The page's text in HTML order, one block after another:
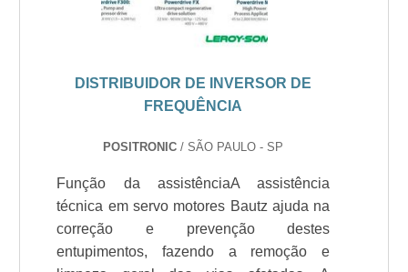
DISTRIBUIDOR DE INVERSOR DE
FREQUÊNCIA
POSITRONIC / SÃO PAULO - SP
Função da assistênciaA assistência
técnica em servo motores Bautz ajuda na
correção e prevenção destes
entupimentos, fazendo a remoção e